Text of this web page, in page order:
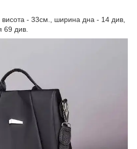
- 33см., ширина дна - 14 див,
69 див.